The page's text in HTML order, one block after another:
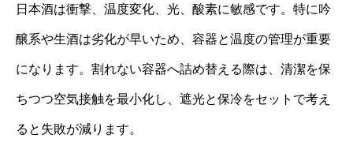
日本酒は衝撃、温度変化、光、酸素に敏感です。特に吟
醸系や生酒は劣化が早いため、容器と温度の管理が重要
になります。割れない容器へ詰め替える際は、清潔を保
ちつつ空気接触を最小化し、遮光と保冷をセットで考え
ると失敗が減ります。